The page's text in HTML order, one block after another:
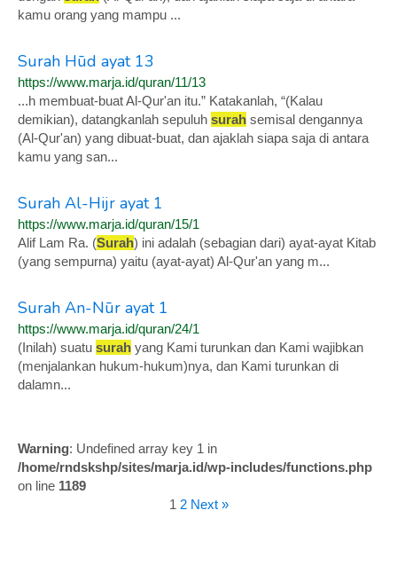
kamu orang yang mampu ...
Surah Hūd ayat 13
https://www.marja.id/quran/11/13
...h membuat-buat Al-Qur'an itu.” Katakanlah, “(Kalau
demikian), datangkanlah sepuluh surah semisal dengannya
(Al-Qur'an) yang dibuat-buat, dan ajaklah siapa saja di antara
kamu yang san...
Surah Al-Hijr ayat 1
https://www.marja.id/quran/15/1
Alif Lam Ra. (Surah) ini adalah (sebagian dari) ayat-ayat Kitab
(yang sempurna) yaitu (ayat-ayat) Al-Qur'an yang m...
Surah An-Nūr ayat 1
https://www.marja.id/quran/24/1
(Inilah) suatu surah yang Kami turunkan dan Kami wajibkan
(menjalankan hukum-hukum)nya, dan Kami turunkan di
dalamn...
Warning: Undefined array key 1 in
/home/rndskshp/sites/marja.id/wp-includes/functions.php
on line 1189
1 2 Next »